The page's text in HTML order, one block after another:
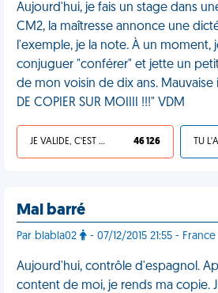
Aujourd'hui, je fais un stage dans
CM2, la maîtresse annonce une
l'exemple, je la note. À un moment,
conjuguer "conférer" et jette un
de mon voisin de dix ans. Mauvaise
DE COPIER SUR MOIIII !!!" VDM
JE VALIDE, C'EST UNE VDM 46 126
Mal barré
Par blabla02 - 07/12/2015 21:55 - France
Aujourd'hui, contrôle d'espagnol.
content de moi, je rends ma copie.